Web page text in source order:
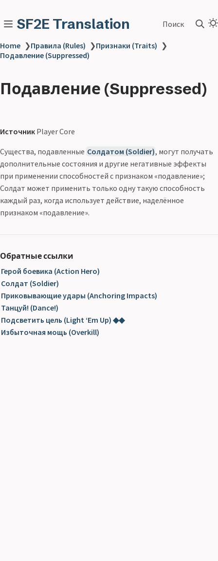
SF2E Translation Поиск
Home ❯Правила (Rules) ❯Признаки (Traits) ❯
Подавление (Suppressed)
Подавление (Suppressed)
Источник Player Core
Существа, подавленные Солдатом (Soldier), могут получать
дополнительные состояния и другие негативные эффекты
при применении способностей с признаком «подавление»;
Солдат может применить только одну такую способность
каждый раз, когда использует действие, наделённое
признаком «подавление».
Обратные ссылки
Герой боевика (Action Hero)
Солдат (Soldier)
Приковывающие удары (Anchoring Impacts)
Танцуй! (Dance!)
Подсветить цель (Light ‘Em Up) ◆◆
Избыточная мощь (Overkill)